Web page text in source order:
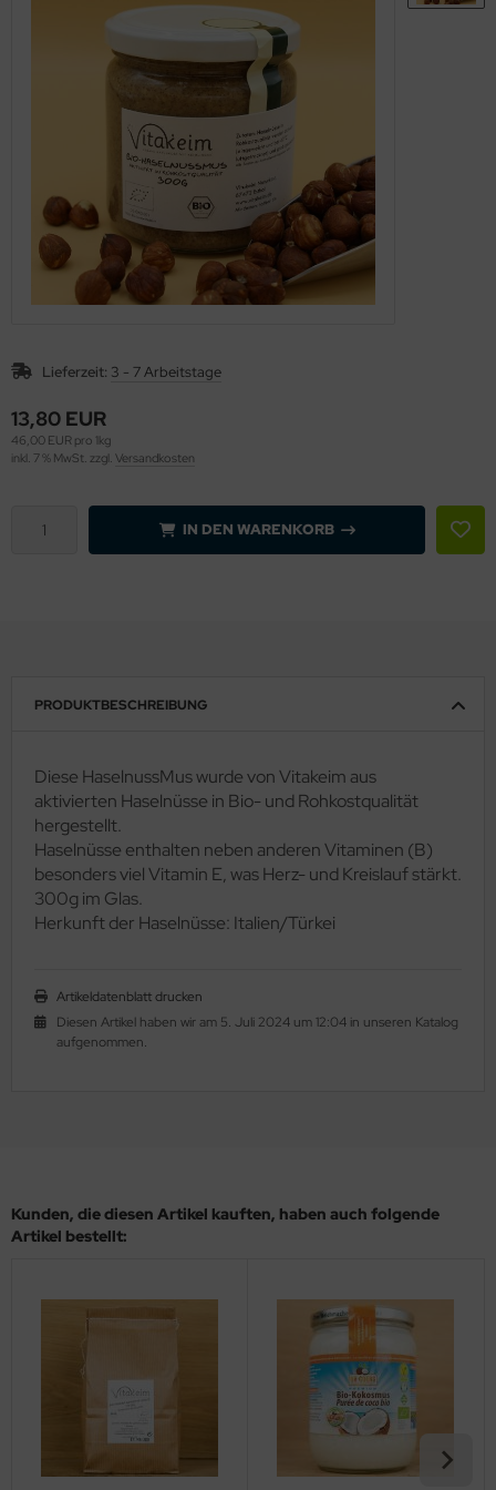
Lieferzeit: 3 - 7 Arbeitstage
13,80 EUR
46,00 EUR pro 1kg
inkl. 7 % MwSt. zzgl. Versandkosten
IN DEN WARENKORB
PRODUKTBESCHREIBUNG
Diese HaselnussMus wurde von Vitakeim aus
aktivierten Haselnüsse in Bio- und Rohkostqualität
hergestellt.
Haselnüsse enthalten neben anderen Vitaminen (B)
besonders viel Vitamin E, was Herz- und Kreislauf stärkt.
300g im Glas.
Herkunft der Haselnüsse: Italien/Türkei
Artikeldatenblatt drucken
Diesen Artikel haben wir am 5. Juli 2024 um 12:04 in unseren Katalog
aufgenommen.
Kunden, die diesen Artikel kauften, haben auch folgende
Artikel bestellt:
Kakao, Süßmittel, Kastanienmehl, Nussmus
fermentiert, unpasteurisiert (Sauerkraut,
Miso, Tamari)
fermentierte, alternative Käsesorten
, Mandel- und Sojakäse)